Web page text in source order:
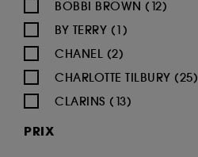
BOBBI BROWN (12)
BY TERRY (1)
CHANEL (2)
CHARLOTTE TILBURY (25)
CLARINS (13)
PRIX